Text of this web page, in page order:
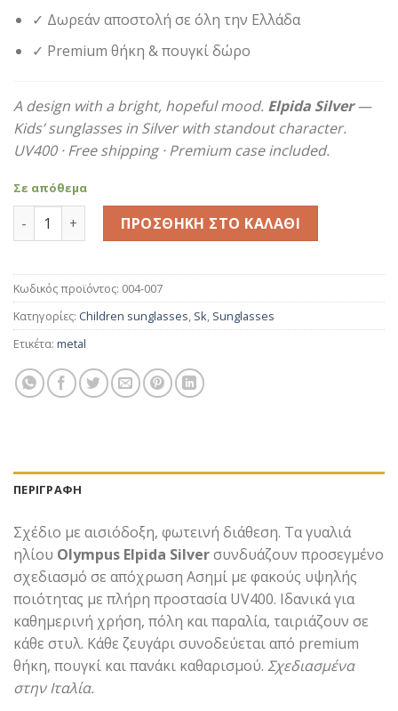
✓ Δωρεάν αποστολή σε όλη την Ελλάδα
✓ Premium θήκη & πουγκί δώρο
A design with a bright, hopeful mood. Elpida Silver—
Kids’ sunglasses in Silver with standout character.
UV400 · Free shipping · Premium case included.
Σε απόθεμα
Elpida Silver ποσότηταΠΡΟΣΘΉΚΗ ΣΤΟ ΚΑΛΆΘΙ
Κωδικός προϊόντος: 004-007
Κατηγορίες: Children sunglasses, Sk, Sunglasses
Ετικέτα: metal
ΠΕΡΙΓΡΑΦΉ
Σχέδιο με αισιόδοξη, φωτεινή διάθεση. Τα γυαλιά
ηλίου Olympus Elpida Silverσυνδυάζουν προσεγμένο
σχεδιασμό σε απόχρωση Ασημί με φακούς υψηλής
ποιότητας με πλήρη προστασία UV400. Ιδανικά για
καθημερινή χρήση, πόλη και παραλία, ταιριάζουν σε
κάθε στυλ. Κάθε ζευγάρι συνοδεύεται από premium
θήκη, πουγκί και πανάκι καθαρισμού. Σχεδιασμένα
στην Ιταλία.